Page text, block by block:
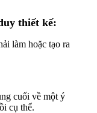
thiết kế:
làm hoặc tạo ra
cuối về một ý
cụ thể.